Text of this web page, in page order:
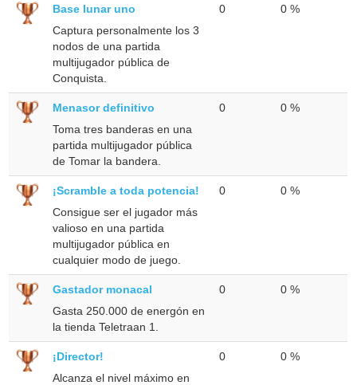
Base lunar uno
Captura personalmente los 3
nodos de una partida
multijugador pública de
Conquista.
0 0 %
Menasor definitivo
Toma tres banderas en una
partida multijugador pública
de Tomar la bandera.
0 0 %
¡Scramble a toda potencia!
Consigue ser el jugador más
valioso en una partida
multijugador pública en
cualquier modo de juego.
0 0 %
Gastador monacal
Gasta 250.000 de energón en
la tienda Teletraan 1.
0 0 %
¡Director!
Alcanza el nivel máximo en
0 0 %